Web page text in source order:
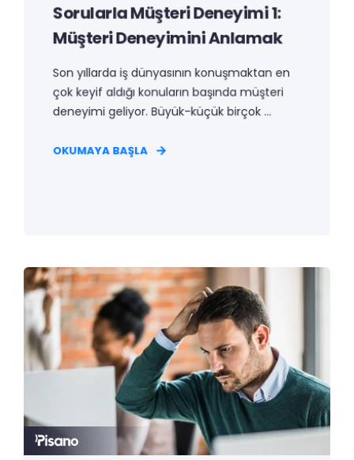
Sorularla Müşteri Deneyimi 1:
Müşteri Deneyimini Anlamak
Son yıllarda iş dünyasının konuşmaktan en
çok keyif aldığı konuların başında müşteri
deneyimi geliyor. Büyük-küçük birçok ...
OKUMAYA BAŞLA